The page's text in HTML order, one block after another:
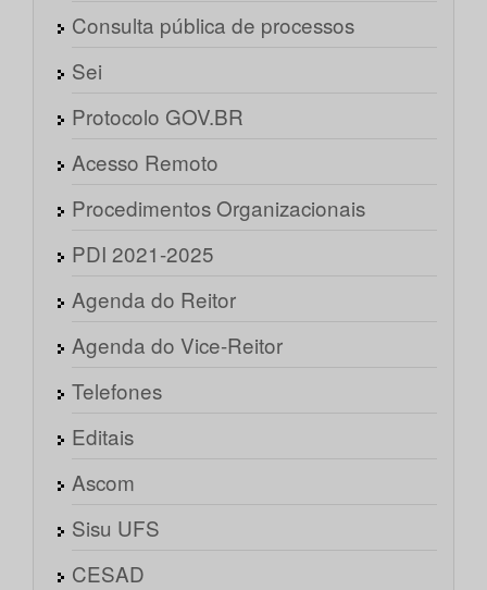
Consulta pública de processos
Sei
Protocolo GOV.BR
Acesso Remoto
Procedimentos Organizacionais
PDI 2021-2025
Agenda do Reitor
Agenda do Vice-Reitor
Telefones
Editais
Ascom
Sisu UFS
CESAD